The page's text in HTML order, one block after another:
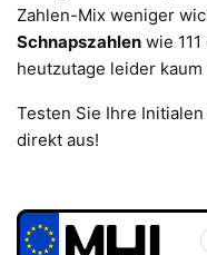
Zahlen-Mix weniger
Schnapszahlen wie
heutzutage leider
Testen Sie Ihre
direkt aus!